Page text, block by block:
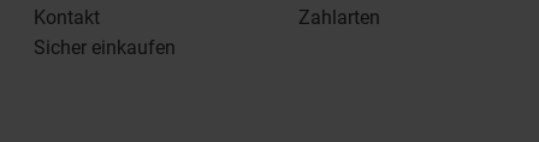
Kontakt
Sicher einkaufen
Zahlarten